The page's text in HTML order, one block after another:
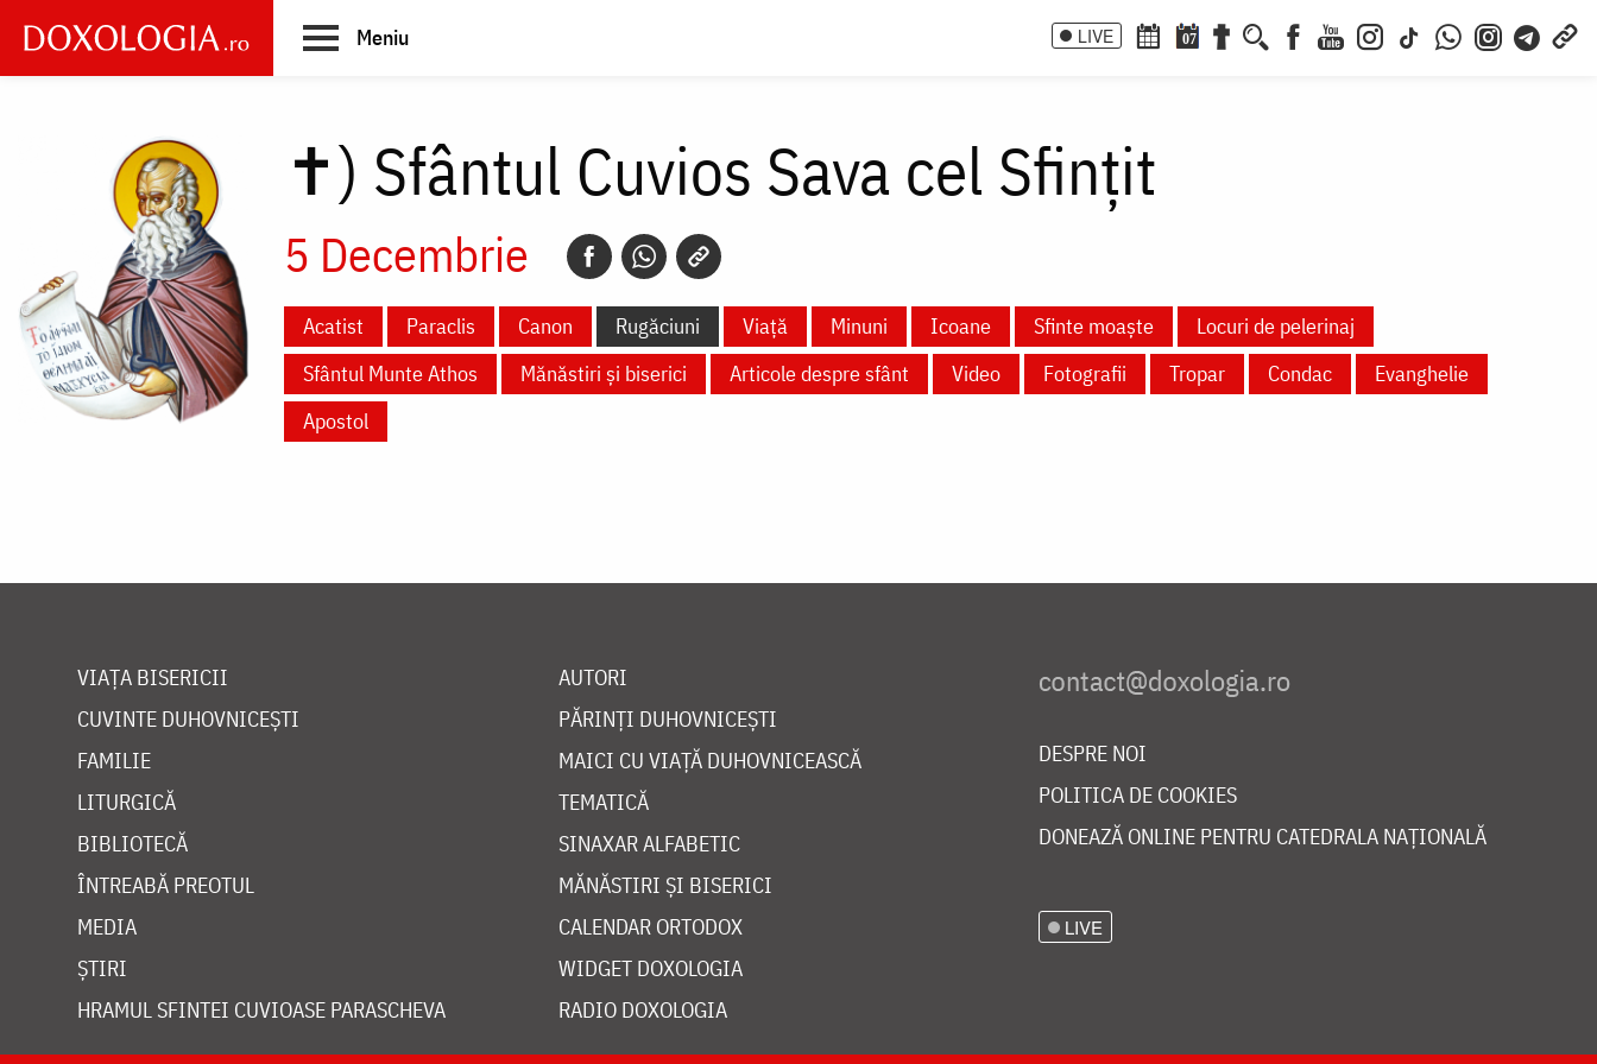
main
Meniu LIVE 07
✝) Sfântul Cuvios Sava cel Sfințit
5 Decembrie
Acatist Paraclis Canon Rugăciuni Viață Minuni Icoane Sfinte moaște
Locuri de pelerinaj
Sfântul Munte Athos
Mănăstiri și biserici Articole despre sfânt Video Fotografii Tropar Condac
Evanghelie
Apostol
VIAȚA BISERICII
CUVINTE DUHOVNICEȘTI
FAMILIE
LITURGICĂ
BIBLIOTECĂ
ÎNTREABĂ PREOTUL
MEDIA
ȘTIRI
HRAMUL SFINTEI CUVIOASE PARASCHEVA
AUTORI
PĂRINȚI DUHOVNICEȘTI
MAICI CU VIAȚĂ DUHOVNICEASCĂ
TEMATICĂ
SINAXAR ALFABETIC
MĂNĂSTIRI ȘI BISERICI
CALENDAR ORTODOX
WIDGET DOXOLOGIA
RADIO DOXOLOGIA
DESPRE NOI
POLITICA DE COOKIES
DONEAZĂ ONLINE PENTRU CATEDRALA NAȚIONALĂ
LIVE